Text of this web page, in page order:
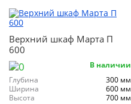
Верхний шкаф Марта П
600
В наличии
Глубина
300 мм
Ширина
600 мм
Высота
700 мм